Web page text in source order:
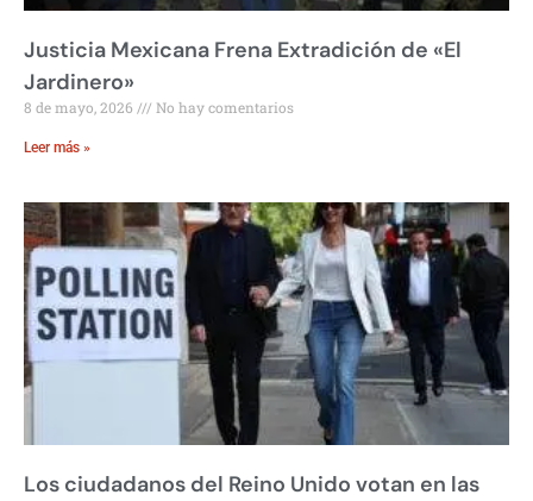
Justicia Mexicana Frena Extradición de «El
Jardinero»
8 de mayo, 2026 No hay comentarios
Leer más »
Los ciudadanos del Reino Unido votan en las